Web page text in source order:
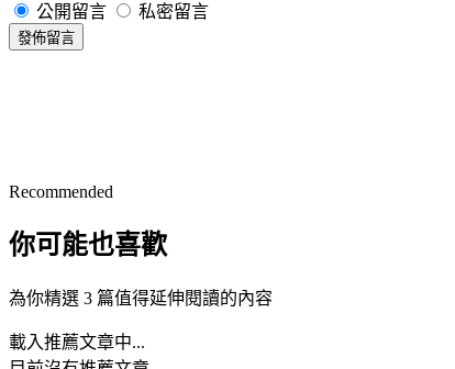
公開留言 私密留言
發佈留言
Recommended
你可能也喜歡
為你精選 3 篇值得延伸閱讀的內容
載入推薦文章中...